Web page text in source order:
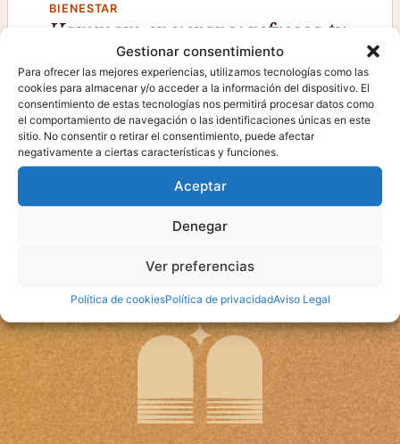
Gestionar consentimiento
Para ofrecer las mejores experiencias, utilizamos tecnologías como las
cookies para almacenar y/o acceder a la información del dispositivo. El
consentimiento de estas tecnologías nos permitirá procesar datos como
el comportamiento de navegación o las identificaciones únicas en este
sitio. No consentir o retirar el consentimiento, puede afectar
negativamente a ciertas características y funciones.
Aceptar
Denegar
Ver preferencias
Política de cookiesPolítica de privacidadAviso Legal
BIENESTAR
Hammam en verano: refresca tu
cuerpo y libera la pesadez del
calor
Vivir un ritual de vapor en verano es una de
las experiencias más revitalizantes: vapor
húmedo, eucalipto, exfoliación y contraste
con agua fría para sentir el cuerpo ligero.